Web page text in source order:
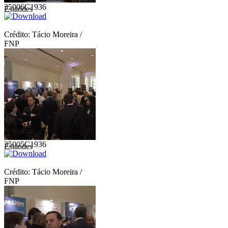
Estandes
35006C1936
Crédito: Tácio Moreira /
FNP
Estandes
Estandes
Código: FNP20191008-
35005C1936
Crédito: Tácio Moreira /
FNP